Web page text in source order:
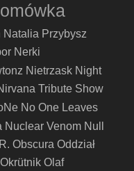
Natalia Przybysz
Nerki
Nietrzask Night
Tribute Show
No One Leaves
Nuclear Venom Null
Obscura Oddział
Okrütnik Olaf